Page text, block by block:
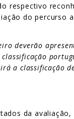
respectivo
do
deverão
a classificação
da